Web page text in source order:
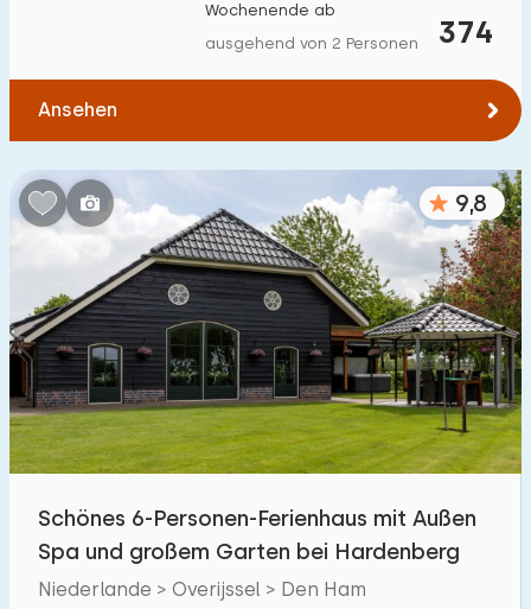
374
Wochenende ab
ausgehend von 2 Personen
Ansehen
9,8
Schönes 6-Personen-Ferienhaus mit Außen
Spa und großem Garten bei Hardenberg
Niederlande > Overijssel > Den Ham